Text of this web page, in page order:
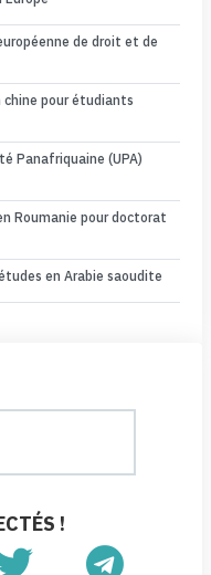
de droit et de
pour étudiants
Panafriquaine (UPA)
Roumanie pour doctorat
en Arabie saoudite
!